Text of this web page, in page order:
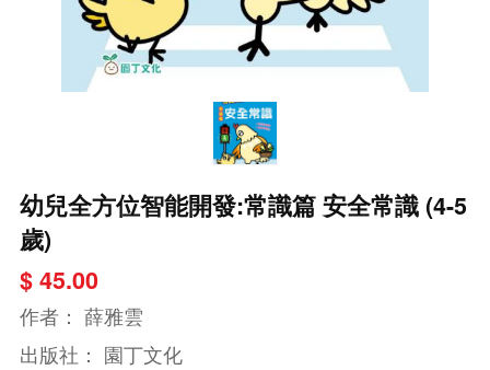
幼兒全方位智能開發:常識篇 安全常識 (4-5
歲)
$ 45.00
作者： 薛雅雲
出版社： 園丁文化